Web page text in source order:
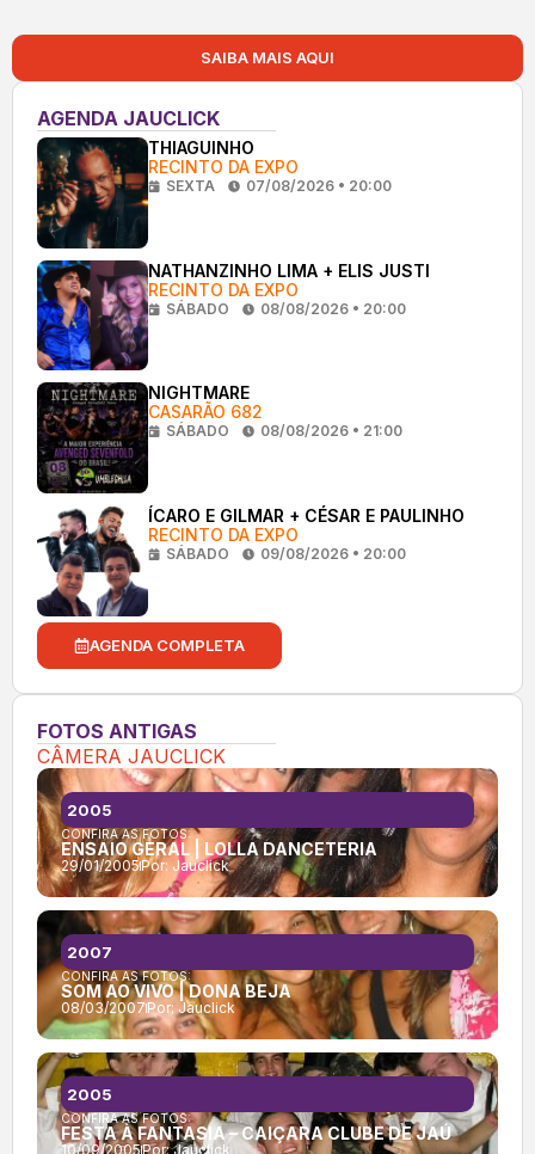
SAIBA MAIS AQUI
AGENDA JAUCLICK
THIAGUINHO
RECINTO DA EXPO
SEXTA 07/08/2026 • 20:00
NATHANZINHO LIMA + ELIS JUSTI
RECINTO DA EXPO
SÁBADO 08/08/2026 • 20:00
NIGHTMARE
CASARÃO 682
SÁBADO 08/08/2026 • 21:00
ÍCARO E GILMAR + CÉSAR E PAULINHO
RECINTO DA EXPO
SÁBADO 09/08/2026 • 20:00
AGENDA COMPLETA
FOTOS ANTIGAS
CÂMERA JAUCLICK
CONFIRA AS FOTOS:
ENSAIO GERAL | LOLLA DANCETERIA
29/01/2005Por: Jauclick
2005
CONFIRA AS FOTOS:
SOM AO VIVO | DONA BEJA
08/03/2007Por:Jauclick
2007
CONFIRA AS FOTOS:
FESTA À FANTASIA – CAIÇARA CLUBE DE JAÚ
10/09/2005Por:Jauclick
2005